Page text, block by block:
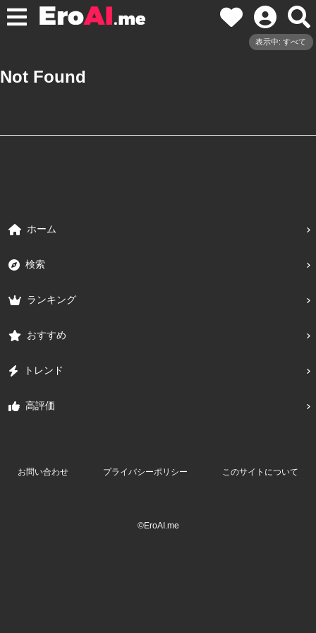
表示中: すべて
Not Found
ホーム
検索
ランキング
おすすめ
トレンド
高評価
お問い合わせ プライバシーポリシー このサイトについて
©EroAI.me